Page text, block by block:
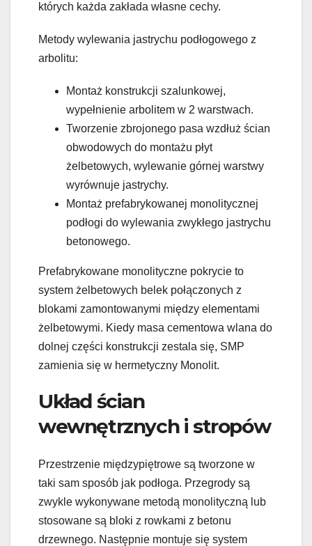
których każda zakłada własne cechy.
Metody wylewania jastrychu podłogowego z
arbolitu:
Montaż konstrukcji szalunkowej,
wypełnienie arbolitem w 2 warstwach.
Tworzenie zbrojonego pasa wzdłuż ścian
obwodowych do montażu płyt
żelbetowych, wylewanie górnej warstwy
wyrównuje jastrychy.
Montaż prefabrykowanej monolitycznej
podłogi do wylewania zwykłego jastrychu
betonowego.
Prefabrykowane monolityczne pokrycie to
system żelbetowych belek połączonych z
blokami zamontowanymi między elementami
żelbetowymi. Kiedy masa cementowa wlana do
dolnej części konstrukcji zestala się, SMP
zamienia się w hermetyczny Monolit.
Układ ścian
wewnętrznych i stropów
Przestrzenie międzypiętrowe są tworzone w
taki sam sposób jak podłoga. Przegrody są
zwykle wykonywane metodą monolityczną lub
stosowane są bloki z rowkami z betonu
drzewnego. Następnie montuje się system